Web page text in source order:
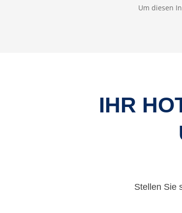
Um diesen
IHR
Stellen Sie